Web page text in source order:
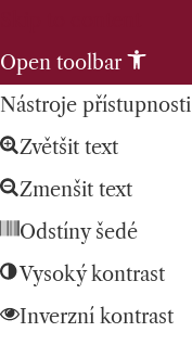
Open toolbar
Nástroje přístupnosti
Zvětšit text
Zmenšit text
Odstíny šedé
Vysoký kontrast
Inverzní kontrast